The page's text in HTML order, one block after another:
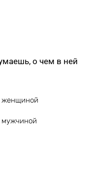
о чем в ней
женщиной